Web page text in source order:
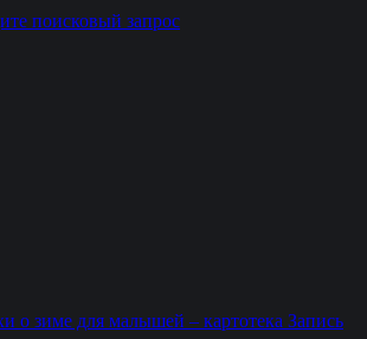
поисковый запрос
о зиме для малышей – картотека Запись